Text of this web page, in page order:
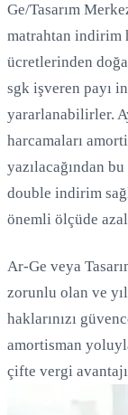
Ge/Tasarım
matrahtan indirim
ücretlerinden
sgk işveren payı
yararlanabilirler.
harcamaları
yazılacağından
double indirim
önemli ölçüde
Ar-Ge veya
zorunlu olan ve
haklarınızı
amortisman
çifte vergi